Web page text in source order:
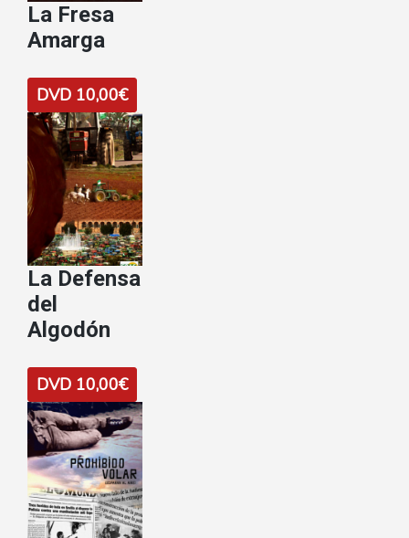
La Fresa
Amarga
DVD 10,00€
La Defensa
del
Algodón
DVD 10,00€